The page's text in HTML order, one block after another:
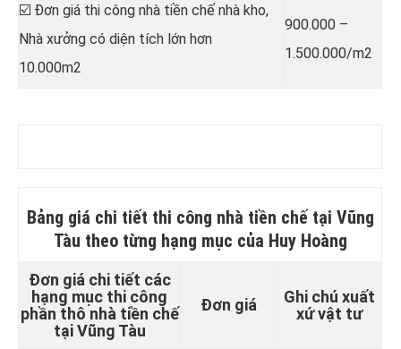
☑️ Đơn giá thi công nhà tiền chế nhà kho,
Nhà xưởng có diện tích lớn hơn
10.000m2
900.000 –
1.500.000/m2
Bảng giá chi tiết thi công nhà tiền chế tại Vũng
Tàu theo từng hạng mục của Huy Hoàng
Đơn giá chi tiết các
hạng mục thi công
phần thô nhà tiền chế
tại Vũng Tàu
Đơn giá
Ghi chú xuất
xứ vật tư